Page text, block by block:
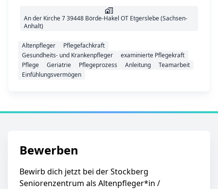
An der Kirche 7 39448 Börde-Hakel OT Etgerslebe (Sachsen-
Anhalt)
Altenpfleger
Pflegefachkraft
Gesundheits- und Krankenpfleger
examinierte Pflegekraft
Pflege
Geriatrie Pflegeprozess Anleitung
Teamarbeit
Einfühlungsvermögen
Bewerben
Bewirb dich jetzt bei der Stockberg
Seniorenzentrum als Altenpfleger*in /